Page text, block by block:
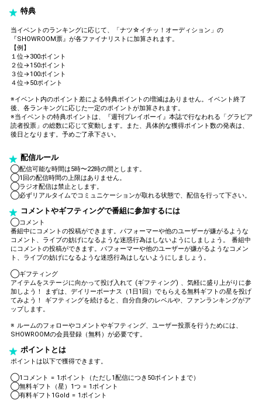
特典
当イベントのランキングに応じて、「ナツ☆イチッ！オーディション」の
『SHOWROOM票』が各ファイナリストに加算されます。
【例】
１位→300ポイント
２位→150ポイント
３位→100ポイント
４位→50ポイント
※イベント内のポイント差による特典ポイントの増減はありません。イベント終了
後、各ランキングに応じた一定のポイントが加算されます。
※当イベントの特典ポイントは、『週刊プレイボーイ』本誌で行なわれる「グラビア
読者投票」の総数に応じて変動します。また、具体的な獲得ポイント数の発表は、
後日となります。予めご了承下さい。
配信ルール
◯配信可能な時間は5時〜22時の間とします。
◯1回の配信時間の上限はありません。
◯ラジオ配信は禁止とします。
◯必ずリアルタイムでコミュニケーションが取れる状態で、配信を行って下さい。
コメントやギフティングで番組に参加するには
◯コメント
番組中にコメントの投稿ができます。パフォーマーや他のユーザーが嫌がるような
コメント、ライブの妨げになるような迷惑行為はしないようにしましょう。 番組中
にコメントの投稿ができます。パフォーマーや他のユーザーが嫌がるようなコメン
ト、ライブの妨げになるような迷惑行為はしないようにしましょう。
◯ギフティング
アイテムをステージに向かって投げ入れて (ギフティング) 、気軽に盛り上がりに参
加しよう！ まずは、デイリーボーナス（1日1回）でもらえる無料ギフトの星を投げ
てみよう！ ギフティングを続けると、自分自身のレベルや、ファンランキングがア
ップします。
※ ルームのフォローやコメントやギフティング、ユーザー投票を行うためには、
SHOWROOMの会員登録（無料）が必要です。
ポイントとは
ポイントは以下で獲得できます。
◯1コメント = 1ポイント（ただし1配信につき50ポイントまで）
◯無料ギフト（星）1つ = 1ポイント
◯有料ギフト1Gold = 1ポイント